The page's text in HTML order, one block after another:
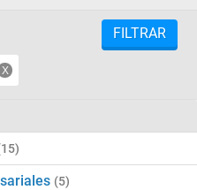
FILTRAR
(5)